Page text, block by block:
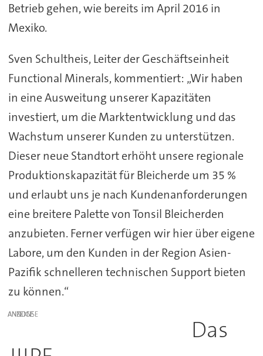
Betrieb gehen, wie bereits im April 2016 in
Mexiko.
Sven Schultheis, Leiter der Geschäftseinheit
Functional Minerals, kommentiert: „Wir haben
in eine Ausweitung unserer Kapazitäten
investiert, um die Marktentwicklung und das
Wachstum unserer Kunden zu unterstützen.
Dieser neue Standtort erhöht unsere regionale
Produktionskapazität für Bleicherde um 35 %
und erlaubt uns je nach Kundenanforderungen
eine breitere Palette von Tonsil Bleicherden
anzubieten. Ferner verfügen wir hier über eigene
Labore, um den Kunden in der Region Asien-
Pazifik schnelleren technischen Support bieten
zu können.“
ANZEIGE
Das